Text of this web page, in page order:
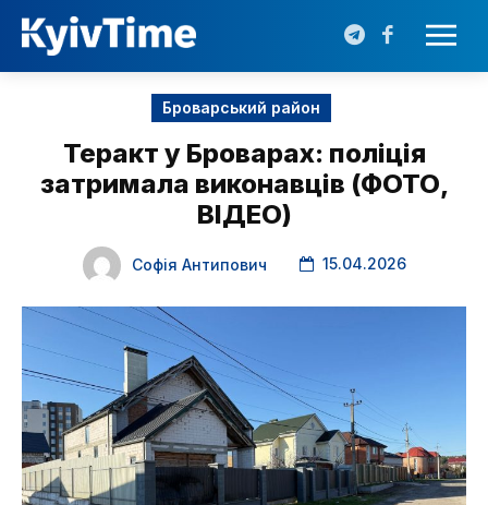
Броварський район
Теракт у Броварах: поліція
затримала виконавців (ФОТО,
ВІДЕО)
Софія Антипович 15.04.2026